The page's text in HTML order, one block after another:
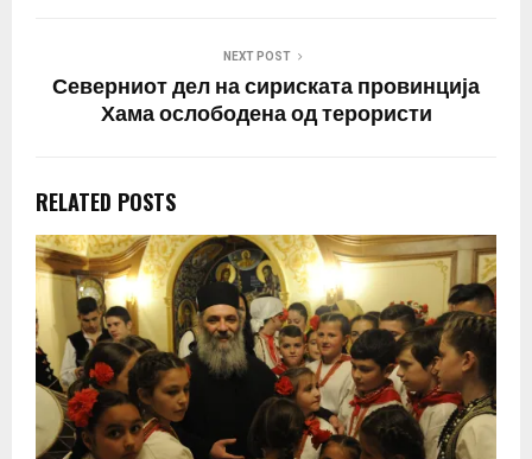
NEXT POST
Северниот дел на сириската провинција
Хама ослободена од терористи
RELATED POSTS